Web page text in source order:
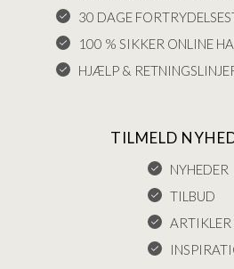
30 DAGE
100 % SIKKER ONLINE
HJÆLP &
TILMELD
NYHEDER
TILBUD
ARTIKLER